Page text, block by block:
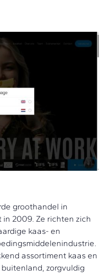
groothandel in
2009. Ze richten zich
kaas- en
assortiment kaas en
zorgvuldig